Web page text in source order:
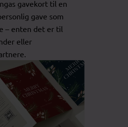
gavekort til en
gave som
– enten det er til
eller